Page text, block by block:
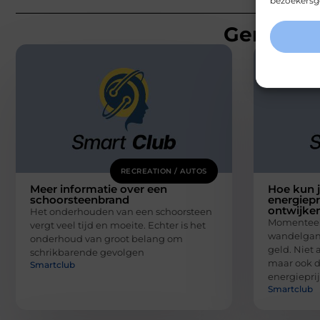
RECREATION / AUTOS
Meer informatie over een
schoorsteenbrand
Het onderhouden van een schoorsteen
vergt veel tijd en moeite. Echter is het
onderhoud van groot belang om
schrikbarende gevolgen
Smartclub
Hoe kun
geld. Niet
maar ook
Smartclub